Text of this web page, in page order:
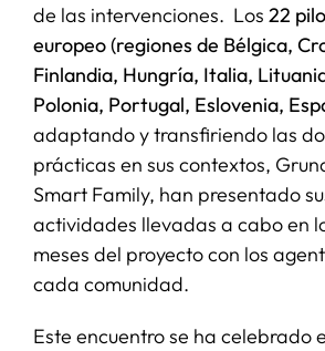
de las intervenciones. Los 22
europeo (regiones de Bélgica,
Finlandia, Hungría, Italia,
Polonia, Portugal, Eslovenia,
adaptando y transfiriendo las
prácticas en sus contextos,
Smart Family, han presentado
actividades llevadas a cabo en
meses del proyecto con los
cada comunidad.
Este encuentro se ha celebrado